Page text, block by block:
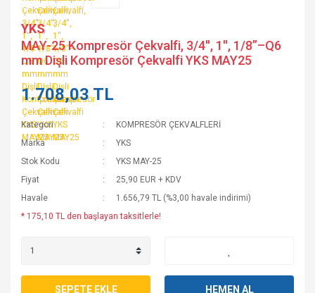
YKS
MAY-25 Kompresör Çekvalfi, 3/4'', 1'', 1/8”–Q6
mm Dişli Kompresör Çekvalfi YKS MAY25
1.708,03 TL
Kategori
KOMPRESÖR ÇEKVALFLERİ
Marka
YKS
Stok Kodu
YKS MAY-25
Fiyat
25,90 EUR + KDV
Havale
1.656,79 TL (%3,00 havale indirimi)
* 175,10 TL den başlayan taksitlerle!
SEPETE EKLE HEMEN AL